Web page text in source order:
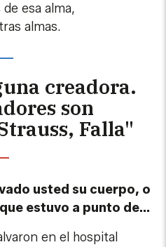
Falla"
usted su cuerpo, o
estuvo a punto de…
en el hospital
inexplicable. Fue un
cuando volví a nacer,
todavía más la fuerza
todos y sale